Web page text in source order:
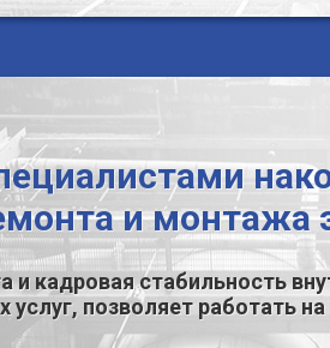
и монтажа
и кадровая стабильность
позволяет работать